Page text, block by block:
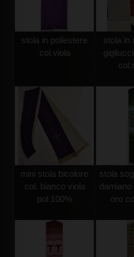
stola in poliestere
col.viola
stola in
mini stola bicolore
col. bianco viola
pol.100%
stola
oro